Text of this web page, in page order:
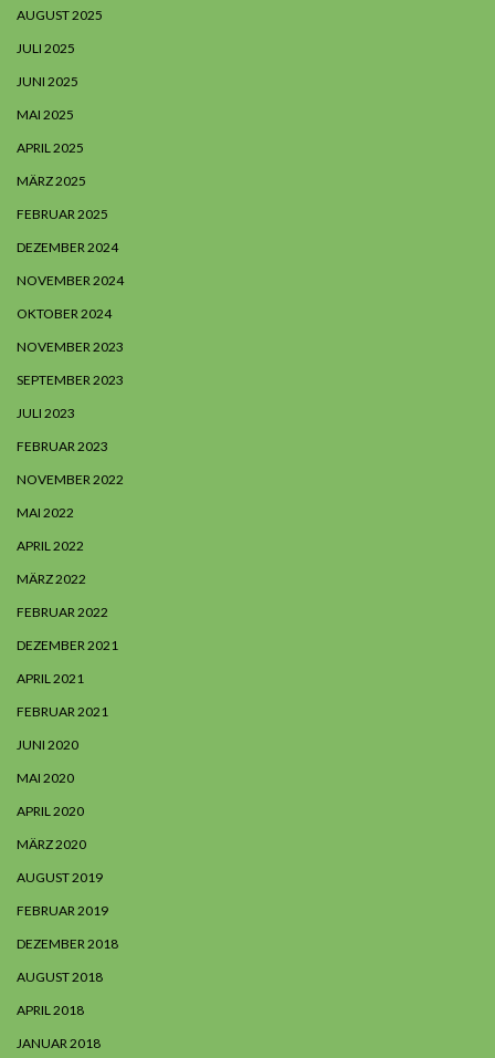
AUGUST 2025
JULI 2025
JUNI 2025
MAI 2025
APRIL 2025
MÄRZ 2025
FEBRUAR 2025
DEZEMBER 2024
NOVEMBER 2024
OKTOBER 2024
NOVEMBER 2023
SEPTEMBER 2023
JULI 2023
FEBRUAR 2023
NOVEMBER 2022
MAI 2022
APRIL 2022
MÄRZ 2022
FEBRUAR 2022
DEZEMBER 2021
APRIL 2021
FEBRUAR 2021
JUNI 2020
MAI 2020
APRIL 2020
MÄRZ 2020
AUGUST 2019
FEBRUAR 2019
DEZEMBER 2018
AUGUST 2018
APRIL 2018
JANUAR 2018